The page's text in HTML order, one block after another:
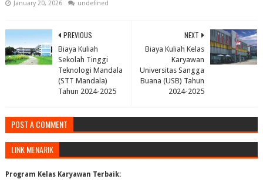
January 20, 2026 undefined
NEXT
Biaya Kuliah Kelas
Karyawan
Universitas Sangga
Buana (USB) Tahun
2024-2025
PREVIOUS
Biaya Kuliah
Sekolah Tinggi
Teknologi Mandala
(STT Mandala)
Tahun 2024-2025
POST A COMMENT
LINK MENARIK
Program Kelas Karyawan Terbaik: